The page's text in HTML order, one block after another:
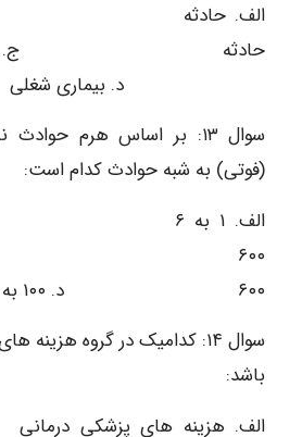
الف. حادثه
حادثه ج.
د. بیماری شغلی
سوال ۱۳: بر اساس هرم
(فوتی) به شبه حوادث کدام است:
۶۰۰ د. ۱۰۰ به ۶۰۰
سوال ۱۴: کدامیک در گروه
باشد:
الف. هزینه های پزشکی